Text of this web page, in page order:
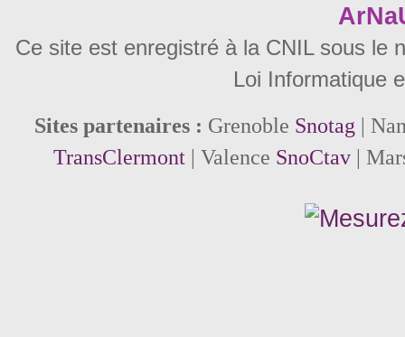
Ce site est enregistré à la CNIL sous le
Loi Informatique
Sites partenaires : Grenoble Snotag |
TransClermont| Valence SnoCtav|